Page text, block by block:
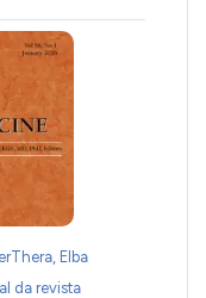
Elba
da revista